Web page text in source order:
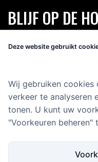
BLIJF OP DE
hoogte van alles rondom
E-mailadres
Deze website gebruikt
Wij gebruiken cookies
verkeer te analyseren
tonen. U kunt uw
"Voorkeuren beheren"